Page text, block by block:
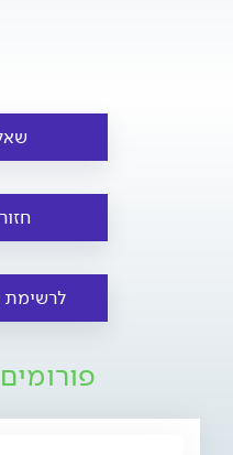
לרשימת